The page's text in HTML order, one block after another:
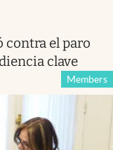
contra el paro
clave
Members